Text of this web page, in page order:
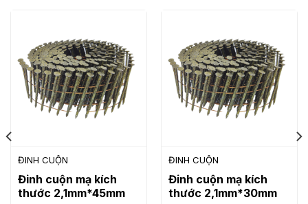
ĐINH CUỘN
Đinh cuộn mạ kích
thước 2,1mm*45mm
ĐINH CUỘN
Đinh cuộn mạ kích
thước 2,1mm*30mm